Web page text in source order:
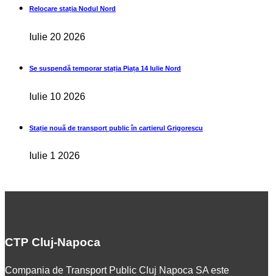
Relocare stația Nodul Nord
Iulie 20 2026
Se suspendă temporar stația Piața 14 Iulie Nord
Iulie 10 2026
Stație nouă de transport public în cartierul Grigorescu
Iulie 1 2026
CTP Cluj-Napoca
Compania de Transport Public Cluj Napoca SA este